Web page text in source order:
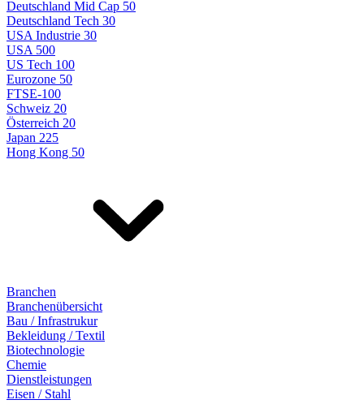
Deutschland Mid Cap 50
Deutschland Tech 30
USA Industrie 30
USA 500
US Tech 100
Eurozone 50
FTSE-100
Schweiz 20
Österreich 20
Japan 225
Hong Kong 50
Branchen
Branchenübersicht
Bau / Infrastrukur
Bekleidung / Textil
Biotechnologie
Chemie
Dienstleistungen
Eisen / Stahl